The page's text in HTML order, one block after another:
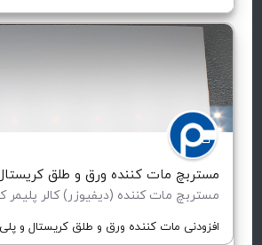
مستربچ مات کننده ورق و طلق
افزودنی مات کننده ورق و طلق کریستال و